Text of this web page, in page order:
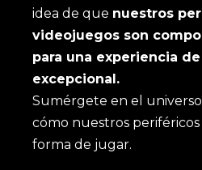
idea de que nuestros
videojuegos son
para una experiencia
excepcional.
Sumérgete en el
cómo nuestros
forma de jugar.